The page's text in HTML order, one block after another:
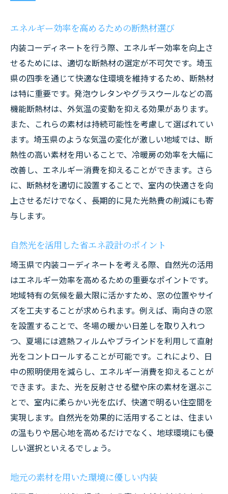
エネルギー効率を高めるための断熱材選び
内装コーディネートを行う際、エネルギー効率を向上さ
せるためには、適切な断熱材の選定が不可欠です。埼玉
県の四季を通じて快適な住環境を維持するため、断熱材
は特に重要です。発泡ウレタンやグラスウールなどの高
機能断熱材は、外気温の変動を抑える効果があります。
また、これらの素材は持続可能性を考慮して選ばれてい
ます。埼玉県のような気温の変化が激しい地域では、断
熱性の高い素材を用いることで、冷暖房の効率を大幅に
改善し、エネルギー消費を抑えることができます。さら
に、断熱材を適切に設置することで、室内の快適さを向
上させるだけでなく、長期的に見た光熱費の削減にも寄
与します。
自然光を活用した省エネ設計のポイント
埼玉県で内装コーディネートを考える際、自然光の活用
はエネルギー効率を高めるための重要なポイントです。
地域特有の気候を最大限に活かすため、窓の位置やサイ
ズを工夫することが求められます。例えば、南向きの窓
を設置することで、冬場の暖かい日差しを取り入れつ
つ、夏場には遮熱フィルムやブラインドを利用して直射
光をコントロールすることが可能です。これにより、日
中の照明使用を減らし、エネルギー消費を抑えることが
できます。また、光を反射させる壁や床の素材を選ぶこ
とで、室内に柔らかい光を広げ、快適で明るい住空間を
実現します。自然光を効果的に活用することは、住まい
の温もりや居心地を高めるだけでなく、地球環境にも優
しい選択といえるでしょう。
地元の素材を用いた環境に優しい内装